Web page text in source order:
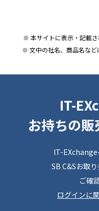
※ 本サイトに表示・記載さ
※ 文中の社名、商品名など
IT-
お持ちの
IT-EXchange
SB C&Sお取
ご確
ログインに